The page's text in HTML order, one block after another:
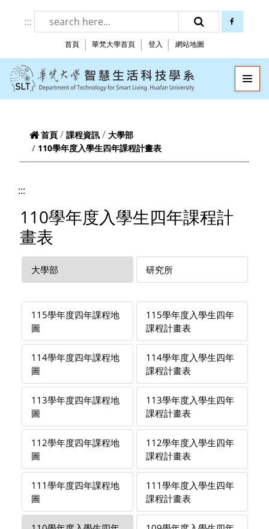
:::
搜尋
首頁 華梵大學首頁 登入 網站地圖
華梵大學智慧
—
—
—
首頁 課程資訊
大學部
110學年度入學生四年課程計畫表
:::
110學年度入學生四年課程計
畫表
大學部 研究所
115學年度四年課程地
圖
115學年度入學生四年
課程計畫表
114學年度四年課程地
圖
114學年度入學生四年
課程計畫表
113學年度四年課程地
圖
113學年度入學生四年
課程計畫表
112學年度四年課程地
圖
112學年度入學生四年
課程計畫表
111學年度四年課程地
圖
111學年度入學生四年
課程計畫表